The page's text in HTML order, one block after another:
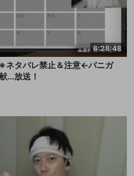
6:28:48
タバレ禁止＆注意←バニガ
...放送！